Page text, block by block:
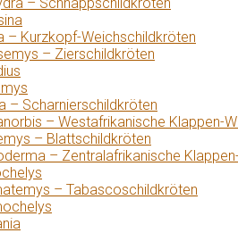
– Kurzkopf-Weichschildkröten
– Zierschildkröten
– Scharnierschildkröten
– Westafrikanische Klappen-
– Blattschildkröten
– Zentralafrikanische
– Tabascoschildkröten